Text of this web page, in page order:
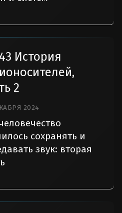
История
2
2024
сохранять и
звук: вторая